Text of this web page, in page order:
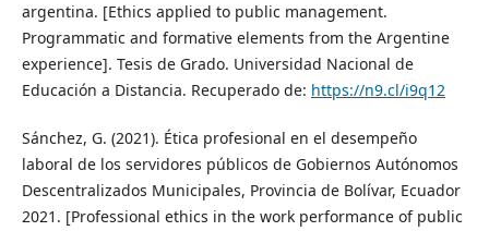
argentina. [Ethics applied to public management.
Programmatic and formative elements from the Argentine
experience]. Tesis de Grado. Universidad Nacional de
Educación a Distancia. Recuperado de: https://n9.cl/i9q12
Sánchez, G. (2021). Ética profesional en el desempeño
laboral de los servidores públicos de Gobiernos Autónomos
Descentralizados Municipales, Provincia de Bolívar, Ecuador
2021. [Professional ethics in the work performance of public